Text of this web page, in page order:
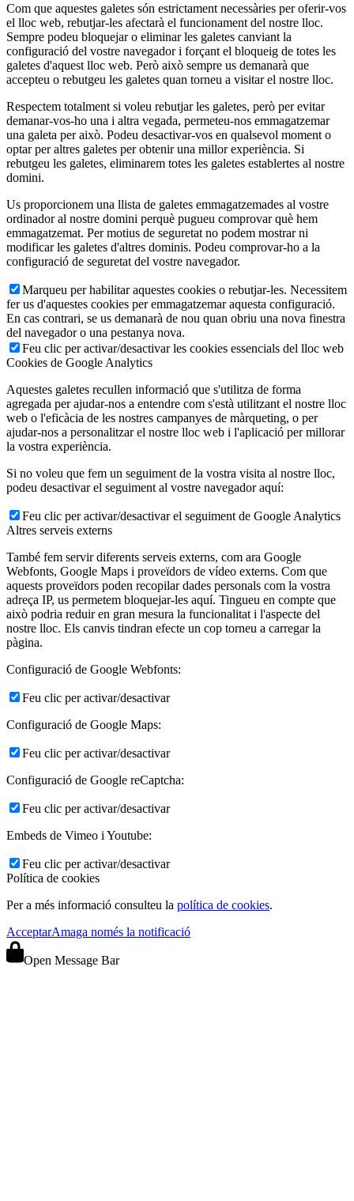
Com que aquestes galetes són estrictament necessàries per oferir-vos
el lloc web, rebutjar-les afectarà el funcionament del nostre lloc.
Sempre podeu bloquejar o eliminar les galetes canviant la
configuració del vostre navegador i forçant el bloqueig de totes les
galetes d'aquest lloc web. Però això sempre us demanarà que
accepteu o rebutgeu les galetes quan torneu a visitar el nostre lloc.
Respectem totalment si voleu rebutjar les galetes, però per evitar
demanar-vos-ho una i altra vegada, permeteu-nos emmagatzemar
una galeta per això. Podeu desactivar-vos en qualsevol moment o
optar per altres galetes per obtenir una millor experiència. Si
rebutgeu les galetes, eliminarem totes les galetes establertes al nostre
domini.
Us proporcionem una llista de galetes emmagatzemades al vostre
ordinador al nostre domini perquè pugueu comprovar què hem
emmagatzemat. Per motius de seguretat no podem mostrar ni
modificar les galetes d'altres dominis. Podeu comprovar-ho a la
configuració de seguretat del vostre navegador.
Marqueu per habilitar aquestes cookies o rebutjar-les. Necessitem
fer us d'aquestes cookies per emmagatzemar aquesta configuració.
En cas contrari, se us demanarà de nou quan obriu una nova finestra
del navegador o una pestanya nova.
Feu clic per activar/desactivar les cookies essencials del lloc web
Cookies de Google Analytics
Aquestes galetes recullen informació que s'utilitza de forma
agregada per ajudar-nos a entendre com s'està utilitzant el nostre lloc
web o l'eficàcia de les nostres campanyes de màrqueting, o per
ajudar-nos a personalitzar el nostre lloc web i l'aplicació per millorar
la vostra experiència.
Si no voleu que fem un seguiment de la vostra visita al nostre lloc,
podeu desactivar el seguiment al vostre navegador aquí:
Feu clic per activar/desactivar el seguiment de Google Analytics
Altres serveis externs
També fem servir diferents serveis externs, com ara Google
Webfonts, Google Maps i proveïdors de vídeo externs. Com que
aquests proveïdors poden recopilar dades personals com la vostra
adreça IP, us permetem bloquejar-les aquí. Tingueu en compte que
això podria reduir en gran mesura la funcionalitat i l'aspecte del
nostre lloc. Els canvis tindran efecte un cop torneu a carregar la
pàgina.
Configuració de Google Webfonts:
Feu clic per activar/desactivar
Configuració de Google Maps:
Feu clic per activar/desactivar
Configuració de Google reCaptcha:
Feu clic per activar/desactivar
Embeds de Vimeo i Youtube:
Feu clic per activar/desactivar
Política de cookies
Per a més informació consulteu la política de cookies.
AcceptarAmaga només la notificació
Open Message Bar